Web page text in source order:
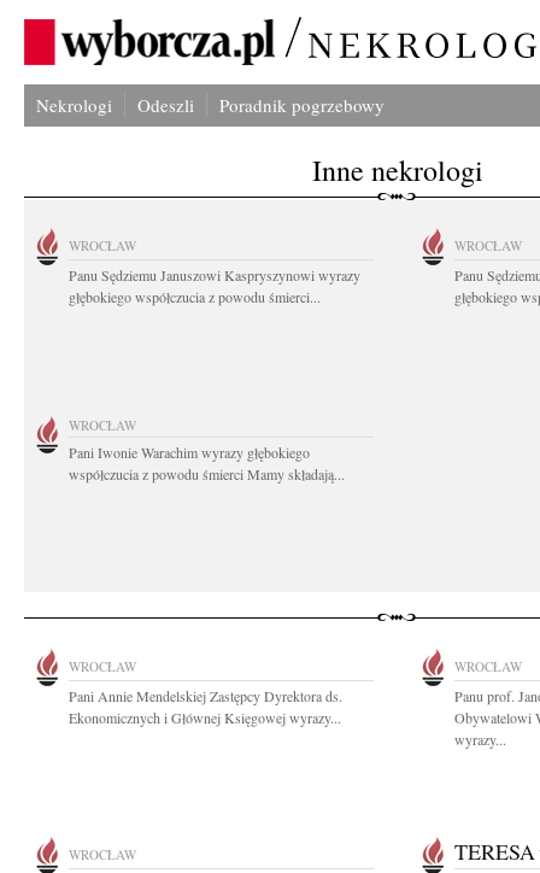
Nekrologi Odeszli Poradnik pogrzebowy
Inne nekrologi
WROCŁAW
Panu Sędziemu Januszowi Kaspryszynowi wyrazy
głębokiego współczucia z powodu śmierci...
WROCŁAW
Panu
głębokiego
WROCŁAW
Pani Iwonie Warachim wyrazy głębokiego
współczucia z powodu śmierci Mamy składają...
WROCŁAW
Pani Annie Mendelskiej Zastępcy Dyrektora ds.
Ekonomicznych i Głównej Księgowej wyrazy...
WROCŁAW
Panu prof.
Obywatelowi
wyrazy...
WROCŁAW TERESA